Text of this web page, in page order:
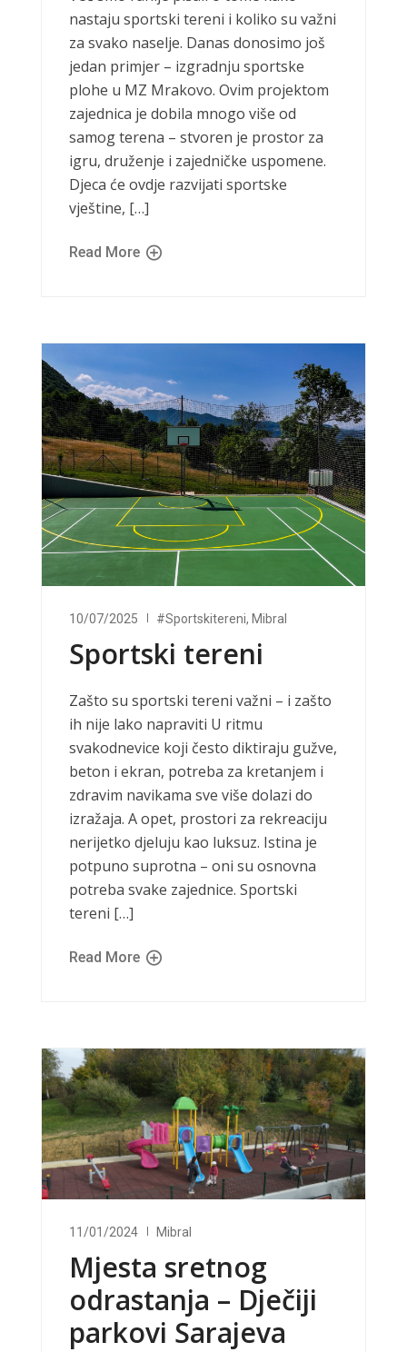
nastaju sportski tereni i koliko su važni
za svako naselje. Danas donosimo još
jedan primjer – izgradnju sportske
plohe u MZ Mrakovo. Ovim projektom
zajednica je dobila mnogo više od
samog terena – stvoren je prostor za
igru, druženje i zajedničke uspomene.
Djeca će ovdje razvijati sportske
vještine, […]
Read More
10/07/2025 #sportskitereni, Mibral
Sportski tereni
Zašto su sportski tereni važni – i zašto
ih nije lako napraviti U ritmu
svakodnevice koji često diktiraju gužve,
beton i ekran, potreba za kretanjem i
zdravim navikama sve više dolazi do
izražaja. A opet, prostori za rekreaciju
nerijetko djeluju kao luksuz. Istina je
potpuno suprotna – oni su osnovna
potreba svake zajednice. Sportski
tereni […]
Read More
11/01/2024 Mibral
Mjesta sretnog
odrastanja – Dječiji
parkovi Sarajeva